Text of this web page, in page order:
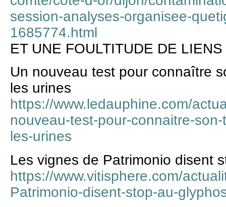
session-analyses-organisee-
1685774.html
ET UNE FOULTITUDE DE LIENS
Un nouveau test pour connaître
les urines
https://www.ledauphine.com/
nouveau-test-pour-connaitre-
les-urines
Les vignes de Patrimonio disent
https://www.vitisphere.com/
Patrimonio-disent-stop-au-